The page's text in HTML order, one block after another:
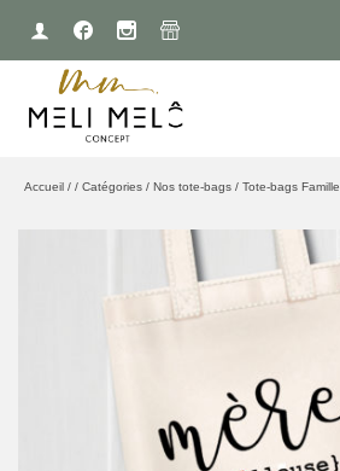
Accueil / / Catégories / Nos tote-bags / Tote-bags Famille